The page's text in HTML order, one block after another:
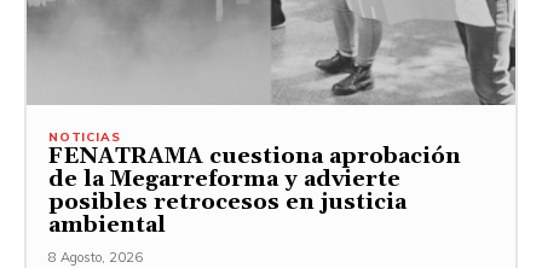
NOTICIAS
FENATRAMA cuestiona aprobación
de la Megarreforma y advierte
posibles retrocesos en justicia
ambiental
8 Agosto, 2026